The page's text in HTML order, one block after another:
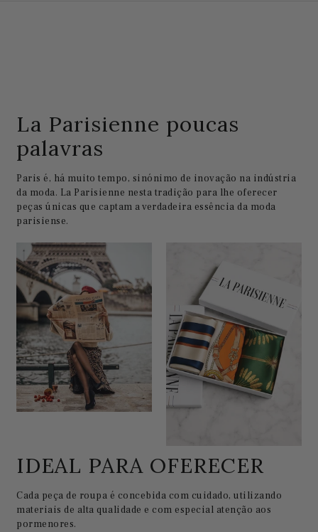
La Parisienne poucas
palavras
Paris é, há muito tempo, sinónimo de inovação na indústria
da moda. La Parisienne nesta tradição para lhe oferecer
peças únicas que captam a verdadeira essência da moda
parisiense.
IDEAL PARA OFERECER
Cada peça de roupa é concebida com cuidado, utilizando
materiais de alta qualidade e com especial atenção aos
pormenores.